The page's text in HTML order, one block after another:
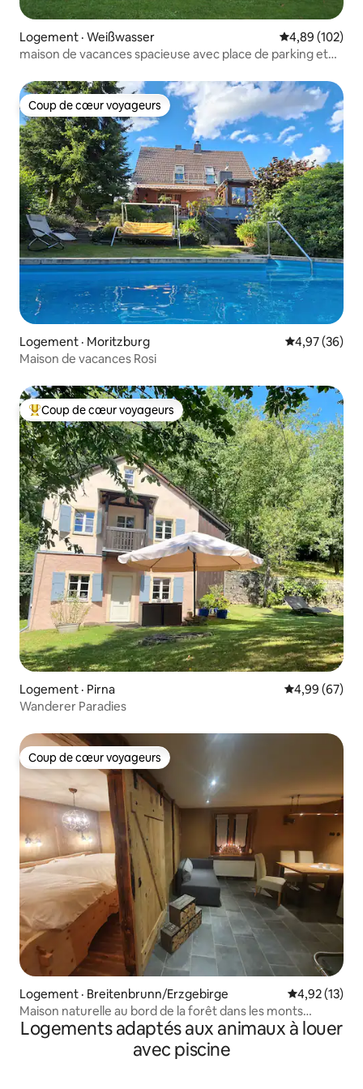
Logement · Weißwasser Note
4,89 (102)
maison de vacances spacieuse avec place de parking et
Coup de cœur voyageurs
Coup de cœur voyageurs
Logement · Moritzburg Note
4,97 (36)
Maison de vacances Rosi
Coup de cœur voyageurs parmi les plus aimés
Coup de cœur voyageurs
Logement · Pirna Note
4,99 (67)
Wanderer Paradies
Coup de cœur voyageurs
Coup de cœur voyageurs
Logement · Breitenbrunn/Erzgebirge Note
4,92 (13)
Maison naturelle au bord de la forêt dans les monts
Métallifères
Logements adaptés aux animaux à louer
avec piscine